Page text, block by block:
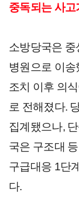
중독되는 사고
소방당국은
병원으로 이
조치 이후 의
로 전해졌다.
집계됐으나,
국은 구조대
구급대응 1단
다.